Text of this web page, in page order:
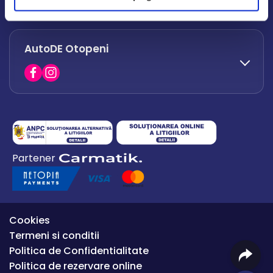
office.afumati@autode.ro
0730 063 852
0730 063 851
AutoDE Otopeni
0754 649 360
office.premium@autode.ro
Partener
Cookies
Termeni si conditii
Politica de Confidentialitate
Politica de rezervare online